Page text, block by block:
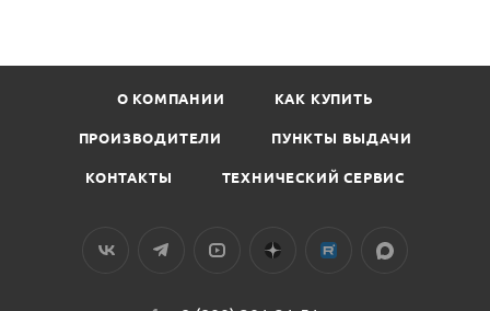
О КОМПАНИИ КАК КУПИТЬ
ПРОИЗВОДИТЕЛИ ПУНКТЫ ВЫДАЧИ
КОНТАКТЫ ТЕХНИЧЕСКИЙ СЕРВИС